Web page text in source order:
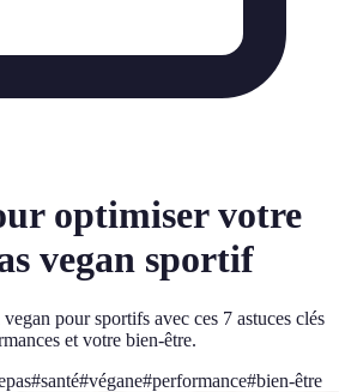
optimiser votre
vegan sportif
pour sportifs avec ces 7 astuces clés
et votre bien-être.
#santé#végane#performance#bien-être